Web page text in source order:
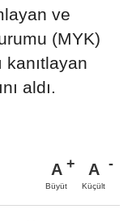
ve
(MYK)
kanıtlayan
aldı.
A
Büyüt
A
Küçült